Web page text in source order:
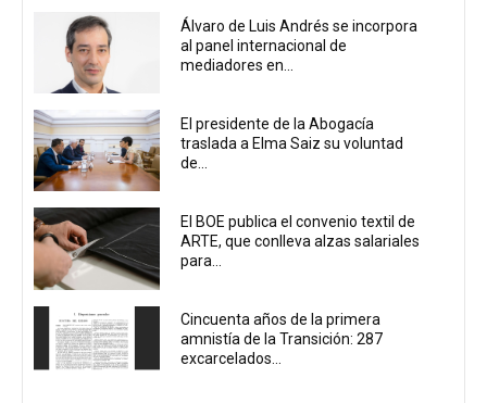
Álvaro de Luis Andrés se incorpora
al panel internacional de
mediadores en...
El presidente de la Abogacía
traslada a Elma Saiz su voluntad
de...
El BOE publica el convenio textil de
ARTE, que conlleva alzas salariales
para...
Cincuenta años de la primera
amnistía de la Transición: 287
excarcelados...